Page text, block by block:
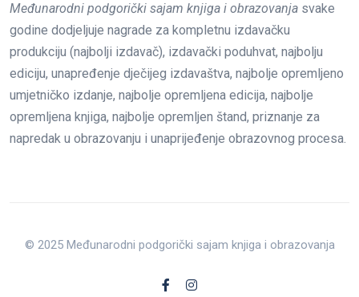
Međunarodni podgorički sajam knjiga i obrazovanja svake
godine dodjeljuje nagrade za kompletnu izdavačku
produkciju (najbolji izdavač), izdavački poduhvat, najbolju
ediciju, unapređenje dječijeg izdavaštva, najbolje opremljeno
umjetničko izdanje, najbolje opremljena edicija, najbolje
opremljena knjiga, najbolje opremljen štand, priznanje za
napredak u obrazovanju i unaprijeđenje obrazovnog procesa.
© 2025 Međunarodni podgorički sajam knjiga i obrazovanja